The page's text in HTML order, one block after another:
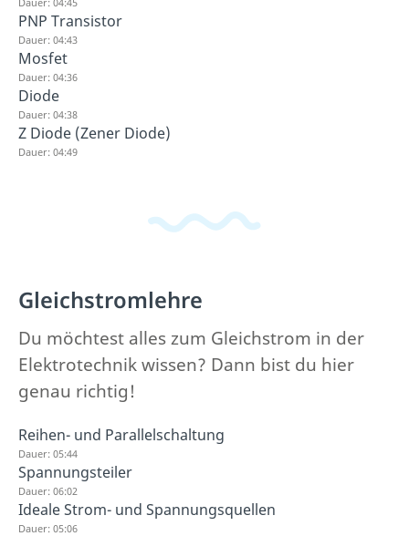
PNP Transistor
Dauer: 04:43
Mosfet
Dauer: 04:36
Diode
Dauer: 04:38
Z Diode (Zener Diode)
Dauer: 04:49
Gleichstromlehre
Du möchtest alles zum Gleichstrom in der
Elektrotechnik wissen? Dann bist du hier
genau richtig!
Reihen- und Parallelschaltung
Dauer: 05:44
Spannungsteiler
Dauer: 06:02
Ideale Strom- und Spannungsquellen
Dauer: 05:06